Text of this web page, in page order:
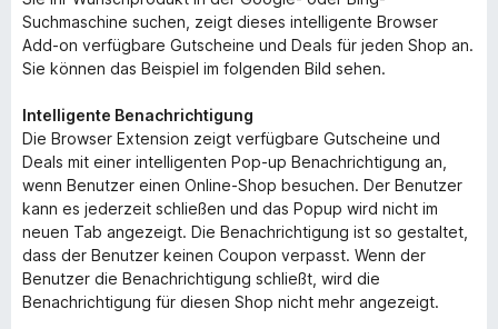
Suchmaschine suchen, zeigt dieses intelligente Browser
Add-on verfügbare Gutscheine und Deals für jeden Shop an.
Sie können das Beispiel im folgenden Bild sehen.
Intelligente Benachrichtigung
Die Browser Extension zeigt verfügbare Gutscheine und
Deals mit einer intelligenten Pop-up Benachrichtigung an,
wenn Benutzer einen Online-Shop besuchen. Der Benutzer
kann es jederzeit schließen und das Popup wird nicht im
neuen Tab angezeigt. Die Benachrichtigung ist so gestaltet,
dass der Benutzer keinen Coupon verpasst. Wenn der
Benutzer die Benachrichtigung schließt, wird die
Benachrichtigung für diesen Shop nicht mehr angezeigt.